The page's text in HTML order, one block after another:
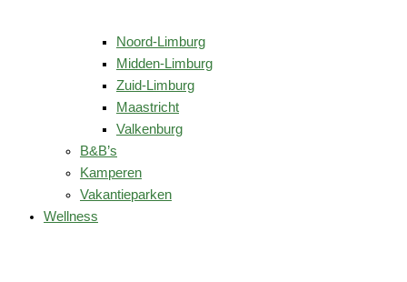
Noord-Limburg
Midden-Limburg
Zuid-Limburg
Maastricht
Valkenburg
B&B’s
Kamperen
Vakantieparken
Wellness